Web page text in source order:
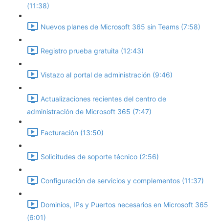
(11:38)
Nuevos planes de Microsoft 365 sin Teams (7:58)
Registro prueba gratuita (12:43)
Vistazo al portal de administración (9:46)
Actualizaciones recientes del centro de
administración de Microsoft 365 (7:47)
Facturación (13:50)
Solicitudes de soporte técnico (2:56)
Configuración de servicios y complementos (11:37)
Dominios, IPs y Puertos necesarios en Microsoft 365
(6:01)